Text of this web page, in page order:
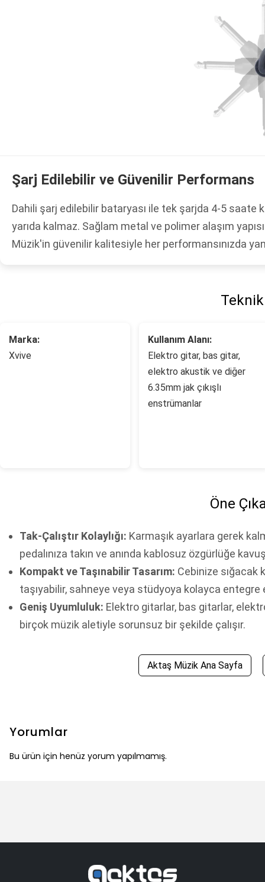
Şarj Edilebilir ve Güvenilir Performans
Dahili şarj edilebilir bataryası ile tek şarjda 4-5 saate
yarıda kalmaz. Sağlam metal ve polimer alaşım
Müzik'in güvenilir kalitesiyle her performansınızda
Marka:
Xvive
Kullanım Alanı:
Elektro gitar, bas gitar,
elektro akustik ve diğer
6.35mm jak çıkışlı
enstrümanlar
Öne
Tak-Çalıştır Kolaylığı: Karmaşık ayarlara gerek
pedalınıza takın ve anında kablosuz özgürlüğe
Kompakt ve Taşınabilir Tasarım: Cebinize sığacak
taşıyabilir, sahneye veya stüdyoya kolayca entegre
Geniş Uyumluluk: Elektro gitarlar, bas gitarlar,
birçok müzik aletiyle sorunsuz bir şekilde çalışır.
Aktaş Müzik Ana Sayfa
Yorumlar
Bu ürün için henüz yorum yapılmamış.